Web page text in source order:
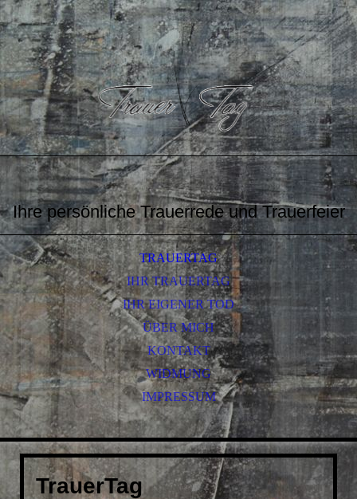
Ihre persönliche Trauerrede und Trauerfeier
TRAUERTAG
IHR TRAUERTAG
IHR EIGENER TOD
ÜBER MICH
KONTAKT
WIDMUNG
IMPRESSUM
TrauerTag